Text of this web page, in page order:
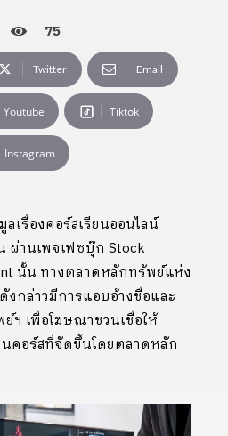
75
Twitter Email
Youtube Tiktok
Instagram
เรื่องคอร์สเรียนออนไลน์
ผ่านเพจเฟซบุ๊ก Stock
นั้น ทางตลาดหลักทรัพย์แห่ง
งกล่าวมีการแอบอ้างชื่อและ
ฯ เพื่อโฆษณาชวนเชื่อให้
นคอร์สที่จัดขึ้นโดยตลาดหลัก